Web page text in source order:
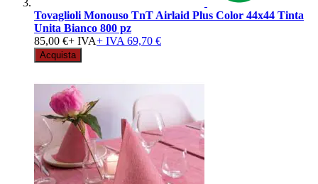
Tovaglioli Monouso TnT Airlaid Plus Color 44x44 Tinta
Unita Bianco 800 pz
85,00 €+ IVA+ IVA 69,70 €
Acquista